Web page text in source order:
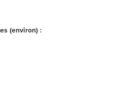
(environ) :